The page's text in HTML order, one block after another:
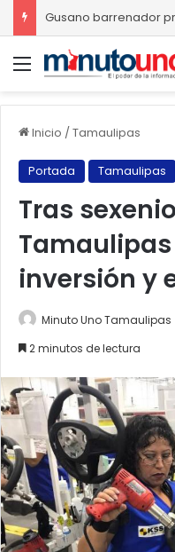
Menú
Inicio /Tamaulipas
Portada Tamaulipas
Tras
inversión y
Minuto Uno Tamaulipas
2 minutos de lectura